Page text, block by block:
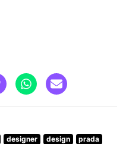
designer design
prada